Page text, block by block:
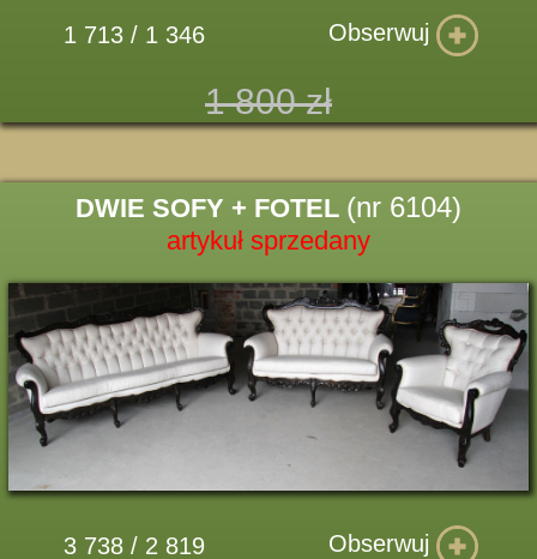
1 713 / 1 346 Obserwuj
1 800 zł
DWIE SOFY + FOTEL (nr 6104)
artykuł sprzedany
3 738 / 2 819 Obserwuj